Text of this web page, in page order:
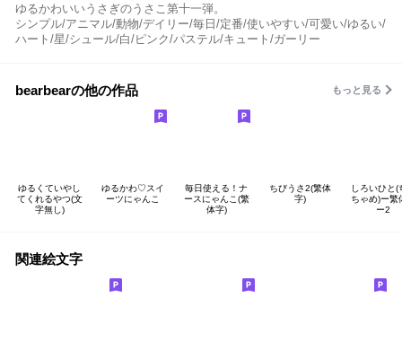
ゆるかわいいうさぎのうさこ第十一弾。
シンプル/アニマル/動物/デイリー/毎日/定番/使いやすい/可愛い/ゆるい/
ハート/星/シュール/白/ピンク/パステル/キュート/ガーリー
bearbearの他の作品 もっと見る
ゆるくていやし
てくれるやつ(文
字無し)
ゆるかわ♡スイ
ーツにゃんこ
毎日使える！ナ
ースにゃんこ(繁
体字)
ちびうさ2(繁体
字)
しろいひと(
ちゃめ)ー繁
ー2
関連絵文字